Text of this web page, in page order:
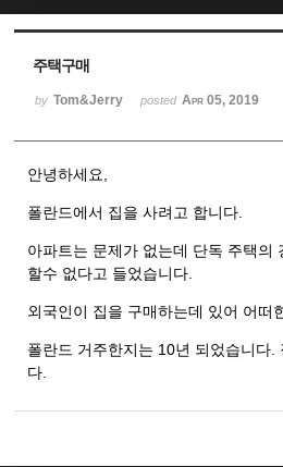
주택구매
by Tom&Jerry posted Apr 05, 2019
안녕하세요,
폴란드에서 집을 사려고 합니다.
아파트는 문제가 없는데 단독 주택의
할수 없다고 들었습니다.
외국인이 집을 구매하는데 있어 어떠
폴란드 거주한지는 10년 되었습니다.
다.
Sketchbook5, 스케치북5